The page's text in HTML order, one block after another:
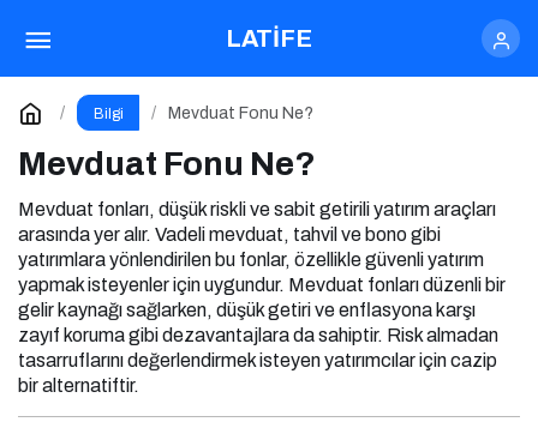
LATİFE
Bilgi Mevduat Fonu Ne?
Mevduat Fonu Ne?
Mevduat fonları, düşük riskli ve sabit getirili yatırım araçları
arasında yer alır. Vadeli mevduat, tahvil ve bono gibi
yatırımlara yönlendirilen bu fonlar, özellikle güvenli yatırım
yapmak isteyenler için uygundur. Mevduat fonları düzenli bir
gelir kaynağı sağlarken, düşük getiri ve enflasyona karşı
zayıf koruma gibi dezavantajlara da sahiptir. Risk almadan
tasarruflarını değerlendirmek isteyen yatırımcılar için cazip
bir alternatiftir.
Mevduat Fonu Ne?